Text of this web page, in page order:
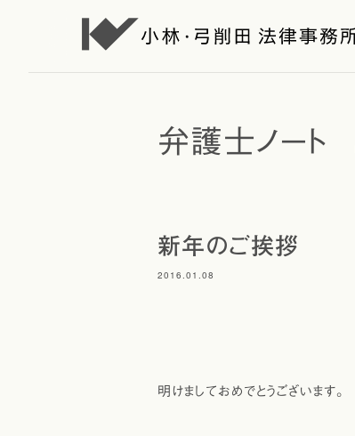
弁護士ノート
新年のご挨拶
2016.01.08
明けましておめでとうございます。